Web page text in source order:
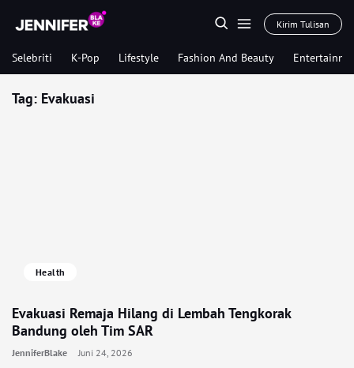
Kirim Tulisan
Selebriti K-Pop Lifestyle Fashion And Beauty
Tag: Evakuasi
Health
Evakuasi Remaja Hilang di Lembah Tengkorak
Bandung oleh Tim SAR
JenniferBlake Juni 24, 2026